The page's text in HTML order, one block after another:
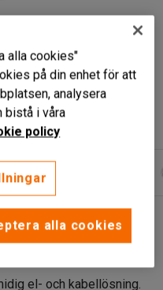
el- och kabellösning.
alla cookies"
på din enhet för att
analysera
bistå i våra
policy
alla cookies